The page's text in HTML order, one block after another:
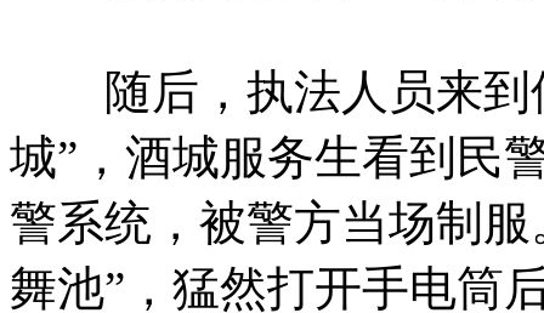
随后，执法人员来到
城”，酒城服务生看到民
警系统，被警方当场制
舞池”，猛然打开手电筒